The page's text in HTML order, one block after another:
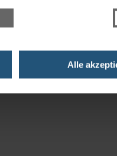
Alle